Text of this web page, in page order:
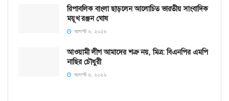
রিপাবলিক বাংলা ছাড়লেন আলোচিত ভারতীয় সাংবাদিক
ময়ূখ রঞ্জন ঘোষ
আগস্ট ৬, ২০২৬
আওয়ামী লীগ আমাদের শত্রু নয়, মিত্র: বিএনপির এমপি
নাছির চৌধুরী
আগস্ট ৬, ২০২৬